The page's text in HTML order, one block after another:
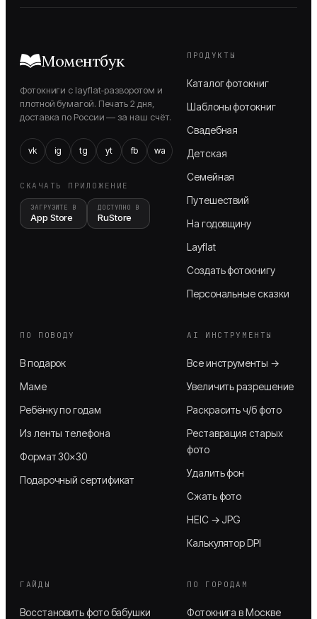
Моментбук
Фотокниги с layflat-разворотом и
плотной бумагой. Печать 2 дня,
доставка по России — за наш счёт.
vk ig tg yt fb wa
СКАЧАТЬ ПРИЛОЖЕНИЕ
ЗАГРУЗИТЕ В
App Store
ДОСТУПНО В
RuStore
ПРОДУКТЫ
Каталог фотокниг
Шаблоны фотокниг
Свадебная
Детская
Семейная
Путешествий
На годовщину
Layflat
Создать фотокнигу
Персональные сказки
ПО ПОВОДУ
В подарок
Маме
Ребёнку по годам
Из ленты телефона
Формат 30×30
Подарочный сертификат
AI ИНСТРУМЕНТЫ
Все инструменты →
Увеличить разрешение
Раскрасить ч/б фото
Реставрация старых
фото
Удалить фон
Сжать фото
HEIC → JPG
Калькулятор DPI
ГАЙДЫ
Восстановить фото бабушки
ПО ГОРОДАМ
Фотокнига в Москве